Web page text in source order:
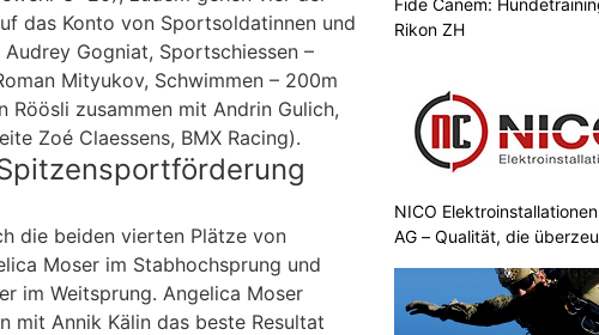
das Konto von Sportsoldatinnen und
Gogniat, Sportschiessen –
Mityukov, Schwimmen – 200m
Röösli zusammen mit Andrin Gulich,
Zoé Claessens, BMX Racing).
die beiden vierten Plätze von
Moser im Stabhochsprung und
im Weitsprung. Angelica Moser
mit Annik Kälin das beste Resultat
Fide Canem:
Rikon ZH
NICO
AG – Qualität, die